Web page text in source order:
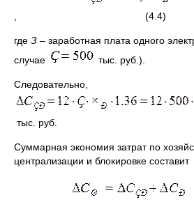
, (4.4)
где З – заработная плата одного
случае
тыс. руб.).
Следовательно,
тыс. руб.
Суммарная экономия затрат по
централизации и блокировке составит